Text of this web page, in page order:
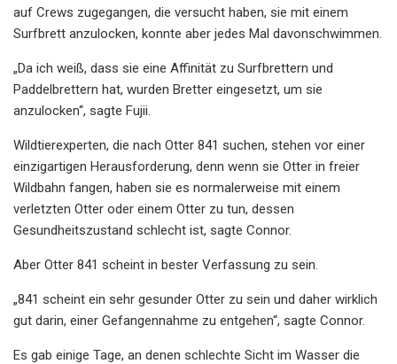
auf Crews zugegangen, die versucht haben, sie mit einem
Surfbrett anzulocken, konnte aber jedes Mal davonschwimmen.
„Da ich weiß, dass sie eine Affinität zu Surfbrettern und
Paddelbrettern hat, wurden Bretter eingesetzt, um sie
anzulocken“, sagte Fujii.
Wildtierexperten, die nach Otter 841 suchen, stehen vor einer
einzigartigen Herausforderung, denn wenn sie Otter in freier
Wildbahn fangen, haben sie es normalerweise mit einem
verletzten Otter oder einem Otter zu tun, dessen
Gesundheitszustand schlecht ist, sagte Connor.
Aber Otter 841 scheint in bester Verfassung zu sein.
„841 scheint ein sehr gesunder Otter zu sein und daher wirklich
gut darin, einer Gefangennahme zu entgehen“, sagte Connor.
Es gab einige Tage, an denen schlechte Sicht im Wasser die